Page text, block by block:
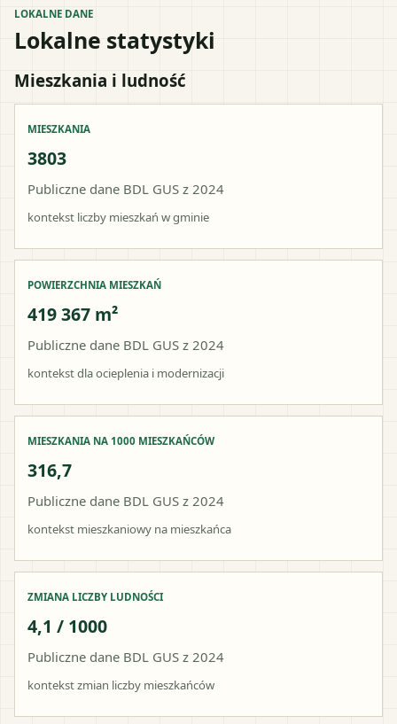
LOKALNE DANE
Lokalne statystyki
Mieszkania i ludność
MIESZKANIA
3803
Publiczne dane BDL GUS z 2024
kontekst liczby mieszkań w gminie
POWIERZCHNIA MIESZKAŃ
419 367 m²
Publiczne dane BDL GUS z 2024
kontekst dla ocieplenia i modernizacji
MIESZKANIA NA 1000 MIESZKAŃCÓW
316,7
Publiczne dane BDL GUS z 2024
kontekst mieszkaniowy na mieszkańca
ZMIANA LICZBY LUDNOŚCI
4,1 / 1000
Publiczne dane BDL GUS z 2024
kontekst zmian liczby mieszkańców